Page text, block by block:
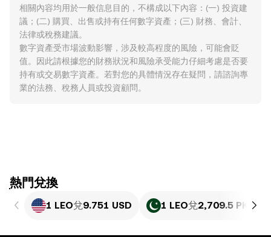
相關內容均用於一般信息目的，不構成以下內容：(一) 投資建
議；(二) 購買、出售或持有任何數字資產；(三) 財務、會計、
法律或稅務建議。
數字資產受市場波動影響，涉及較高程度的風險，可能會貶
值。因此請根據您的財務狀況和風險承受能力仔細考慮是否要
持有或交易數字資產。若對您的具體情況存在疑問，請諮詢專
業的法務、稅務人員或投資顧問。
ִִִִִִִִִִִִִִִִִִִִִִִִִִִִִִִִִִִִִִִִִִִִִִִִ熱門兌換
1 LEO兌9.751 USD 1 LEO兌2,709.5 PKR